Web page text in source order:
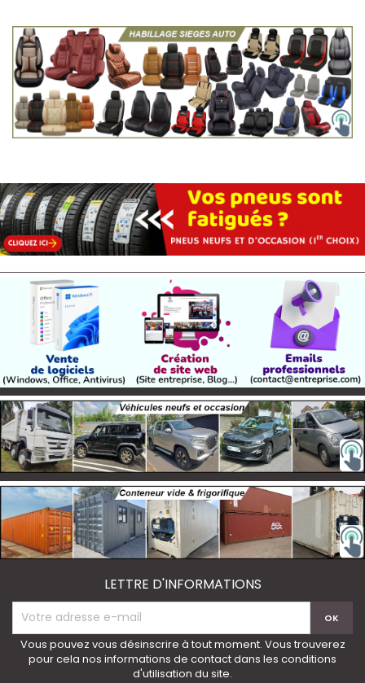
LETTRE D'INFORMATIONS
Vous pouvez vous désinscrire à tout moment. Vous trouverez
pour cela nos informations de contact dans les conditions
d'utilisation du site.